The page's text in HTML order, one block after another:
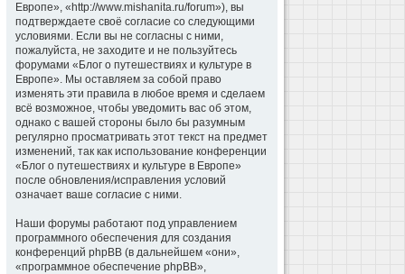
Европе», «http://www.mishanita.ru/forum»), вы
подтверждаете своё согласие со следующими
условиями. Если вы не согласны с ними,
пожалуйста, не заходите и не пользуйтесь
форумами «Блог о путешествиях и культуре в
Европе». Мы оставляем за собой право
изменять эти правила в любое время и сделаем
всё возможное, чтобы уведомить вас об этом,
однако с вашей стороны было бы разумным
регулярно просматривать этот текст на предмет
изменений, так как использование конференции
«Блог о путешествиях и культуре в Европе»
после обновления/исправления условий
означает ваше согласие с ними.
Наши форумы работают под управлением
программного обеспечения для создания
конференций phpBB (в дальнейшем «они»,
«программное обеспечение phpBB»,